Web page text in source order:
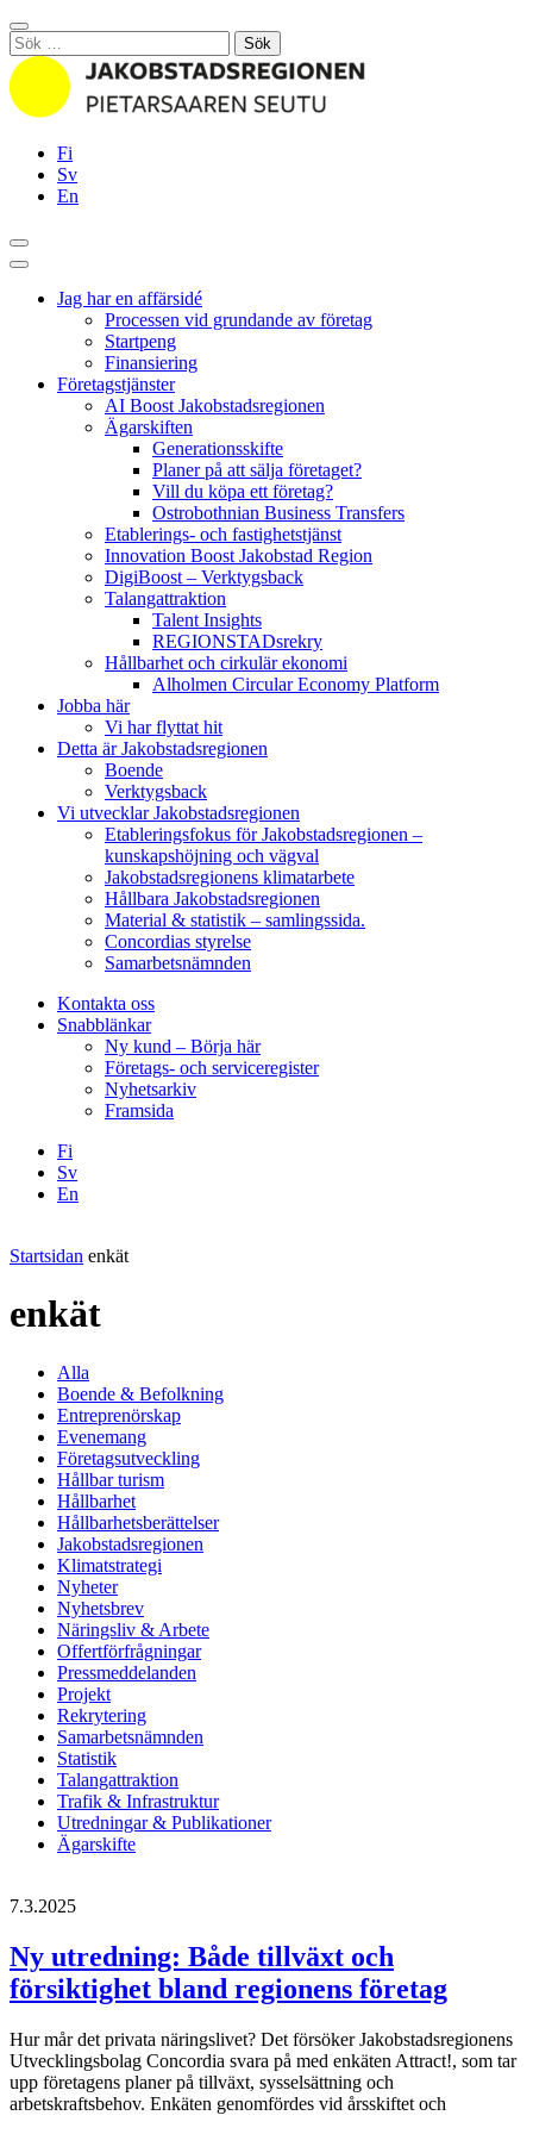
Hoppa
till
innehållet
Stäng
Sök
efter:
Fi
Sv
En
Sök
Huvudmeny
Jag har en affärsidé
Processen vid grundande av företag
Startpeng
Finansiering
Företagstjänster
AI Boost Jakobstadsregionen
Ägarskiften
Generationsskifte
Planer på att sälja företaget?
Vill du köpa ett företag?
Ostrobothnian Business Transfers
Etablerings- och fastighetstjänst
Innovation Boost Jakobstad Region
DigiBoost – Verktygsback
Talangattraktion
Talent Insights
REGIONSTADsrekry
Hållbarhet och cirkulär ekonomi
Alholmen Circular Economy Platform
Jobba här
Vi har flyttat hit
Detta är Jakobstadsregionen
Boende
Verktygsback
Vi utvecklar Jakobstadsregionen
Etableringsfokus för Jakobstadsregionen –
kunskapshöjning och vägval
Jakobstadsregionens klimatarbete
Hållbara Jakobstadsregionen
Material & statistik – samlingssida.
Concordias styrelse
Samarbetsnämnden
Kontakta oss
Snabblänkar
Ny kund – Börja här
Företags- och serviceregister
Nyhetsarkiv
Framsida
Fi
Sv
En
Startsidan enkät
enkät
Alla
Boende & Befolkning
Entreprenörskap
Evenemang
Företagsutveckling
Hållbar turism
Hållbarhet
Hållbarhetsberättelser
Jakobstadsregionen
Klimatstrategi
Nyheter
Nyhetsbrev
Näringsliv & Arbete
Offertförfrågningar
Pressmeddelanden
Projekt
Rekrytering
Samarbetsnämnden
Statistik
Talangattraktion
Trafik & Infrastruktur
Utredningar & Publikationer
Ägarskifte
7.3.2025
Ny utredning: Både tillväxt och
försiktighet bland regionens företag
Hur mår det privata näringslivet? Det försöker Jakobstadsregionens
Utvecklingsbolag Concordia svara på med enkäten Attract!, som tar
upp företagens planer på tillväxt, sysselsättning och
arbetskraftsbehov. Enkäten genomfördes vid årsskiftet och